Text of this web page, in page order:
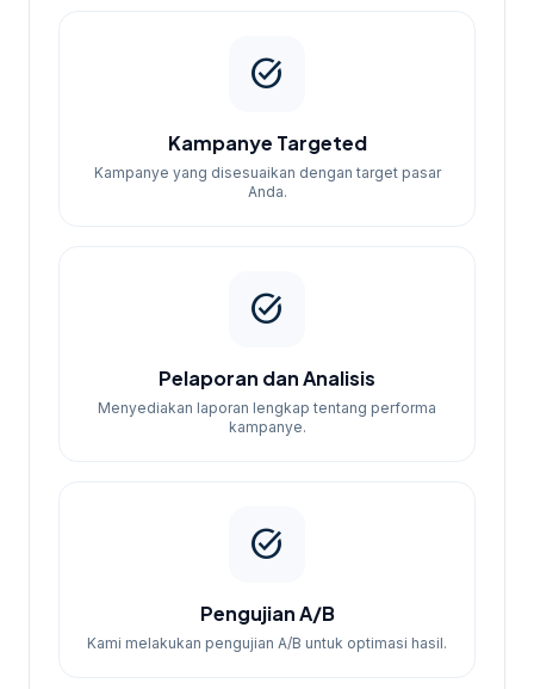
task_alt
Kampanye Targeted
Kampanye yang disesuaikan dengan target pasar
Anda.
task_alt
Pelaporan dan Analisis
Menyediakan laporan lengkap tentang performa
kampanye.
task_alt
Pengujian A/B
Kami melakukan pengujian A/B untuk optimasi hasil.